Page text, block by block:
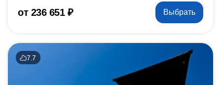
от 236 651 ₽ Выбрать
7.7